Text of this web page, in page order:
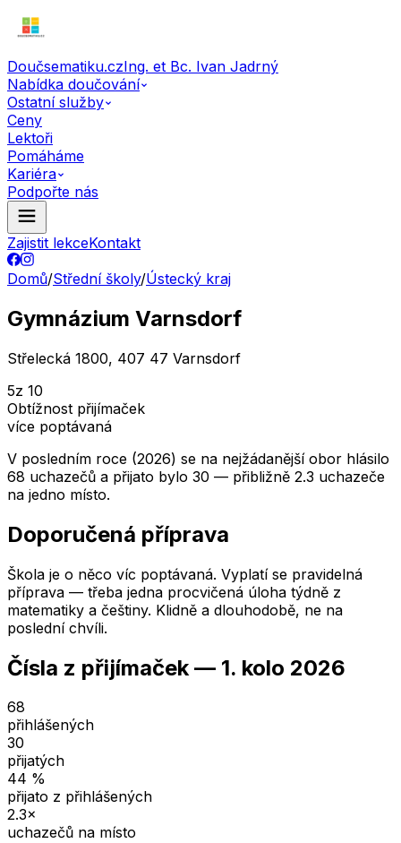
Doučsematiku.czIng. et Bc. Ivan Jadrný
Nabídka doučování
Ostatní služby
Ceny
Lektoři
Pomáháme
Kariéra
Podpořte nás
Zajistit lekceKontakt
Domů/Střední školy/Ústecký kraj
Gymnázium Varnsdorf
Střelecká 1800, 407 47 Varnsdorf
5z 10
Obtížnost přijímaček
více poptávaná
V posledním roce (2026) se na nejžádanější obor hlásilo
68 uchazečů a přijato bylo 30 — přibližně 2.3 uchazeče
na jedno místo.
Doporučená příprava
Škola je o něco víc poptávaná. Vyplatí se pravidelná
příprava — třeba jedna procvičená úloha týdně z
matematiky a češtiny. Klidně a dlouhodobě, ne na
poslední chvíli.
Čísla z přijímaček — 1. kolo 2026
68
přihlášených
30
přijatých
44 %
přijato z přihlášených
2.3×
uchazečů na místo